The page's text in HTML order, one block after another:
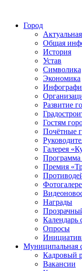
Город
Общая
История
Устав
Символика
Экономика
Развитие
Гостям
Почётные
Галерея
Премия
Награды
Календарь
Опросы
Муниципальная
Кадровый
Вакансии